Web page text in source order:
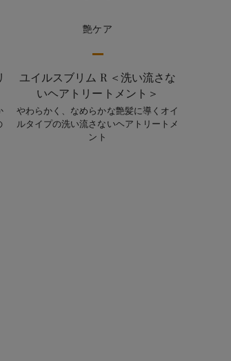
艶ケア
ユイルスブリム R ＜洗い流さな
いヘアトリートメント＞
やわらかく、なめらかな艶髪に導くオイ
ルタイプの洗い流さないヘアトリートメ
ント